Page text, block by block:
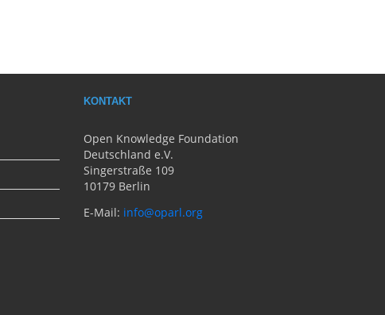
KONTAKT
Open Knowledge Foundation
Deutschland e.V.
Singerstraße 109
10179 Berlin
E-Mail: info@oparl.org